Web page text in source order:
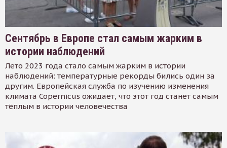
Сентябрь в Европе стал самым жарким в
истории наблюдений
Лето 2023 года стало самым жарким в истории
наблюдений: температурные рекорды бились один за
другим. Европейская служба по изучению изменения
климата Copernicus ожидает, что этот год станет самым
тёплым в истории человечества